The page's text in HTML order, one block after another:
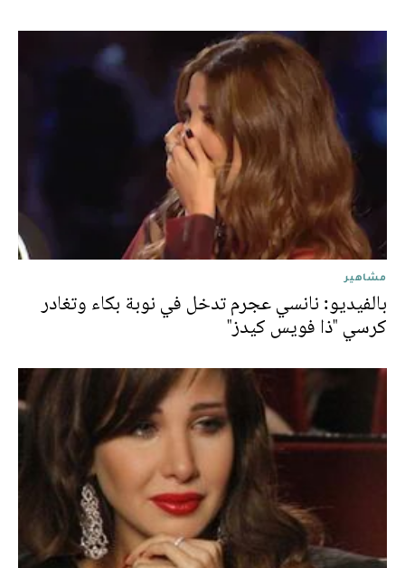
مشاهير
بالفيديو: نانسي عجرم تدخل في نوبة بكاء وتغادر
كرسي "ذا فويس كيدز"